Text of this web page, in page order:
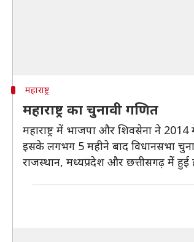
महाराष्ट्र
महाराष्ट्र का चुनावी गणित
महाराष्ट्र में भाजपा और शिवसेना ने
इसके लगभग 5 महीने बाद विधानसभा
राजस्थान, मध्यप्रदेश और छत्तीसगढ़ मेें हुई